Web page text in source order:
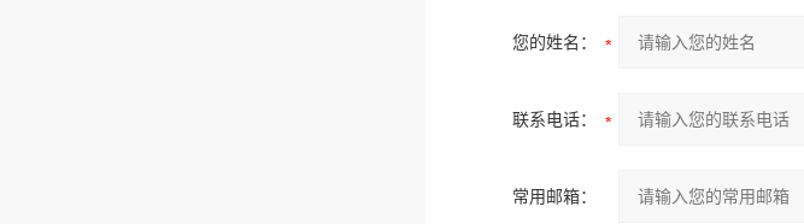
您的姓名：
联系电话：
常用邮箱：